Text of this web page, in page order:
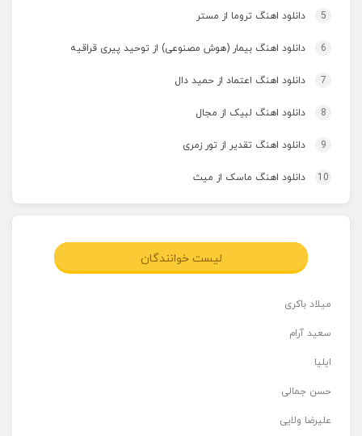
5 دانلود اهنگ تروما از مستر
6 دانلود اهنگ بیمار (هوش مصنوعی) از توحید پیری قراقیه
7 دانلود اهنگ اعتماد از حمید دال
8 دانلود اهنگ لبیک از مجال
9 دانلود اهنگ تقدیر از تور زمری
10 دانلود اهنگ ماسک از میث
لیست خوانندگان
میلاد باکری
سعید آرام
ایلیا
حسن جمالی
علیرضا ولایی